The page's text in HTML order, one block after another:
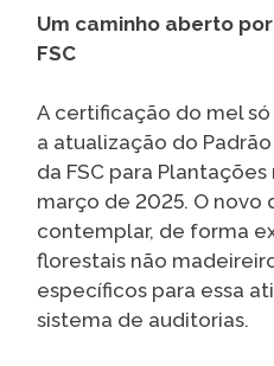
Um caminho aberto
FSC
A certificação do mel
a atualização do
da FSC para
março de 2025. O novo
contemplar, de forma
florestais não
específicos para essa
sistema de auditorias.